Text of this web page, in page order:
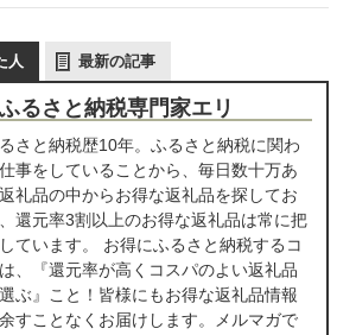
人 最新の記事
ふるさと納税専門家エリ
さと納税歴10年。ふるさと納税に関わ
事をしていることから、毎日数十万あ
礼品の中からお得な返礼品を探してお
還元率3割以上のお得な返礼品は常に把
ています。 お得にふるさと納税するコ
、『還元率が高くコスパのよい返礼品
ぶ』こと！皆様にもお得な返礼品情報
すことなくお届けします。メルマガで